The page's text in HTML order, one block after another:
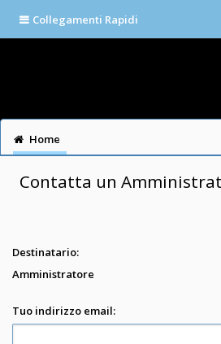
Collegamenti Rapidi
Home
Contatta un
Destinatario:
Amministratore
Tuo indirizzo email: